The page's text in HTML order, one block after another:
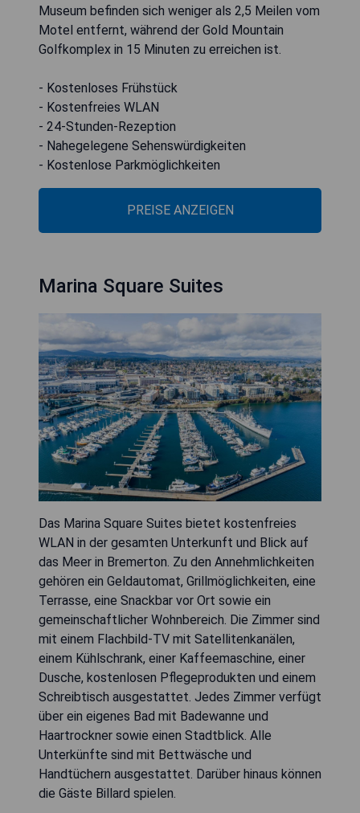
Museum befinden sich weniger als 2,5 Meilen vom
Motel entfernt, während der Gold Mountain
Golfkomplex in 15 Minuten zu erreichen ist.
- Kostenloses Frühstück
- Kostenfreies WLAN
- 24-Stunden-Rezeption
- Nahegelegene Sehenswürdigkeiten
- Kostenlose Parkmöglichkeiten
PREISE ANZEIGEN
Marina Square Suites
Das Marina Square Suites bietet kostenfreies
WLAN in der gesamten Unterkunft und Blick auf
das Meer in Bremerton. Zu den Annehmlichkeiten
gehören ein Geldautomat, Grillmöglichkeiten, eine
Terrasse, eine Snackbar vor Ort sowie ein
gemeinschaftlicher Wohnbereich. Die Zimmer sind
mit einem Flachbild-TV mit Satellitenkanälen,
einem Kühlschrank, einer Kaffeemaschine, einer
Dusche, kostenlosen Pflegeprodukten und einem
Schreibtisch ausgestattet. Jedes Zimmer verfügt
über ein eigenes Bad mit Badewanne und
Haartrockner sowie einen Stadtblick. Alle
Unterkünfte sind mit Bettwäsche und
Handtüchern ausgestattet. Darüber hinaus können
die Gäste Billard spielen.